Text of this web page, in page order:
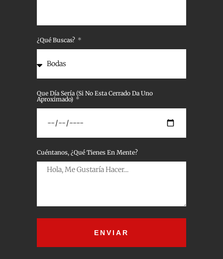
¿Qué Buscas?
Que Día Sería (Si No Esta Cerrado Da Uno
Aproximado)
Cuéntanos, ¿Qué Tienes En Mente?
ENVIAR